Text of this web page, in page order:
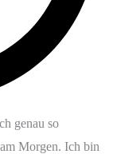
genau so
Morgen. Ich bin